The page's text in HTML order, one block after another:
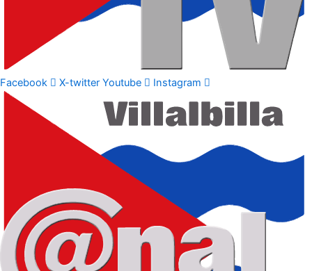
Facebook X-twitter Youtube Instagram